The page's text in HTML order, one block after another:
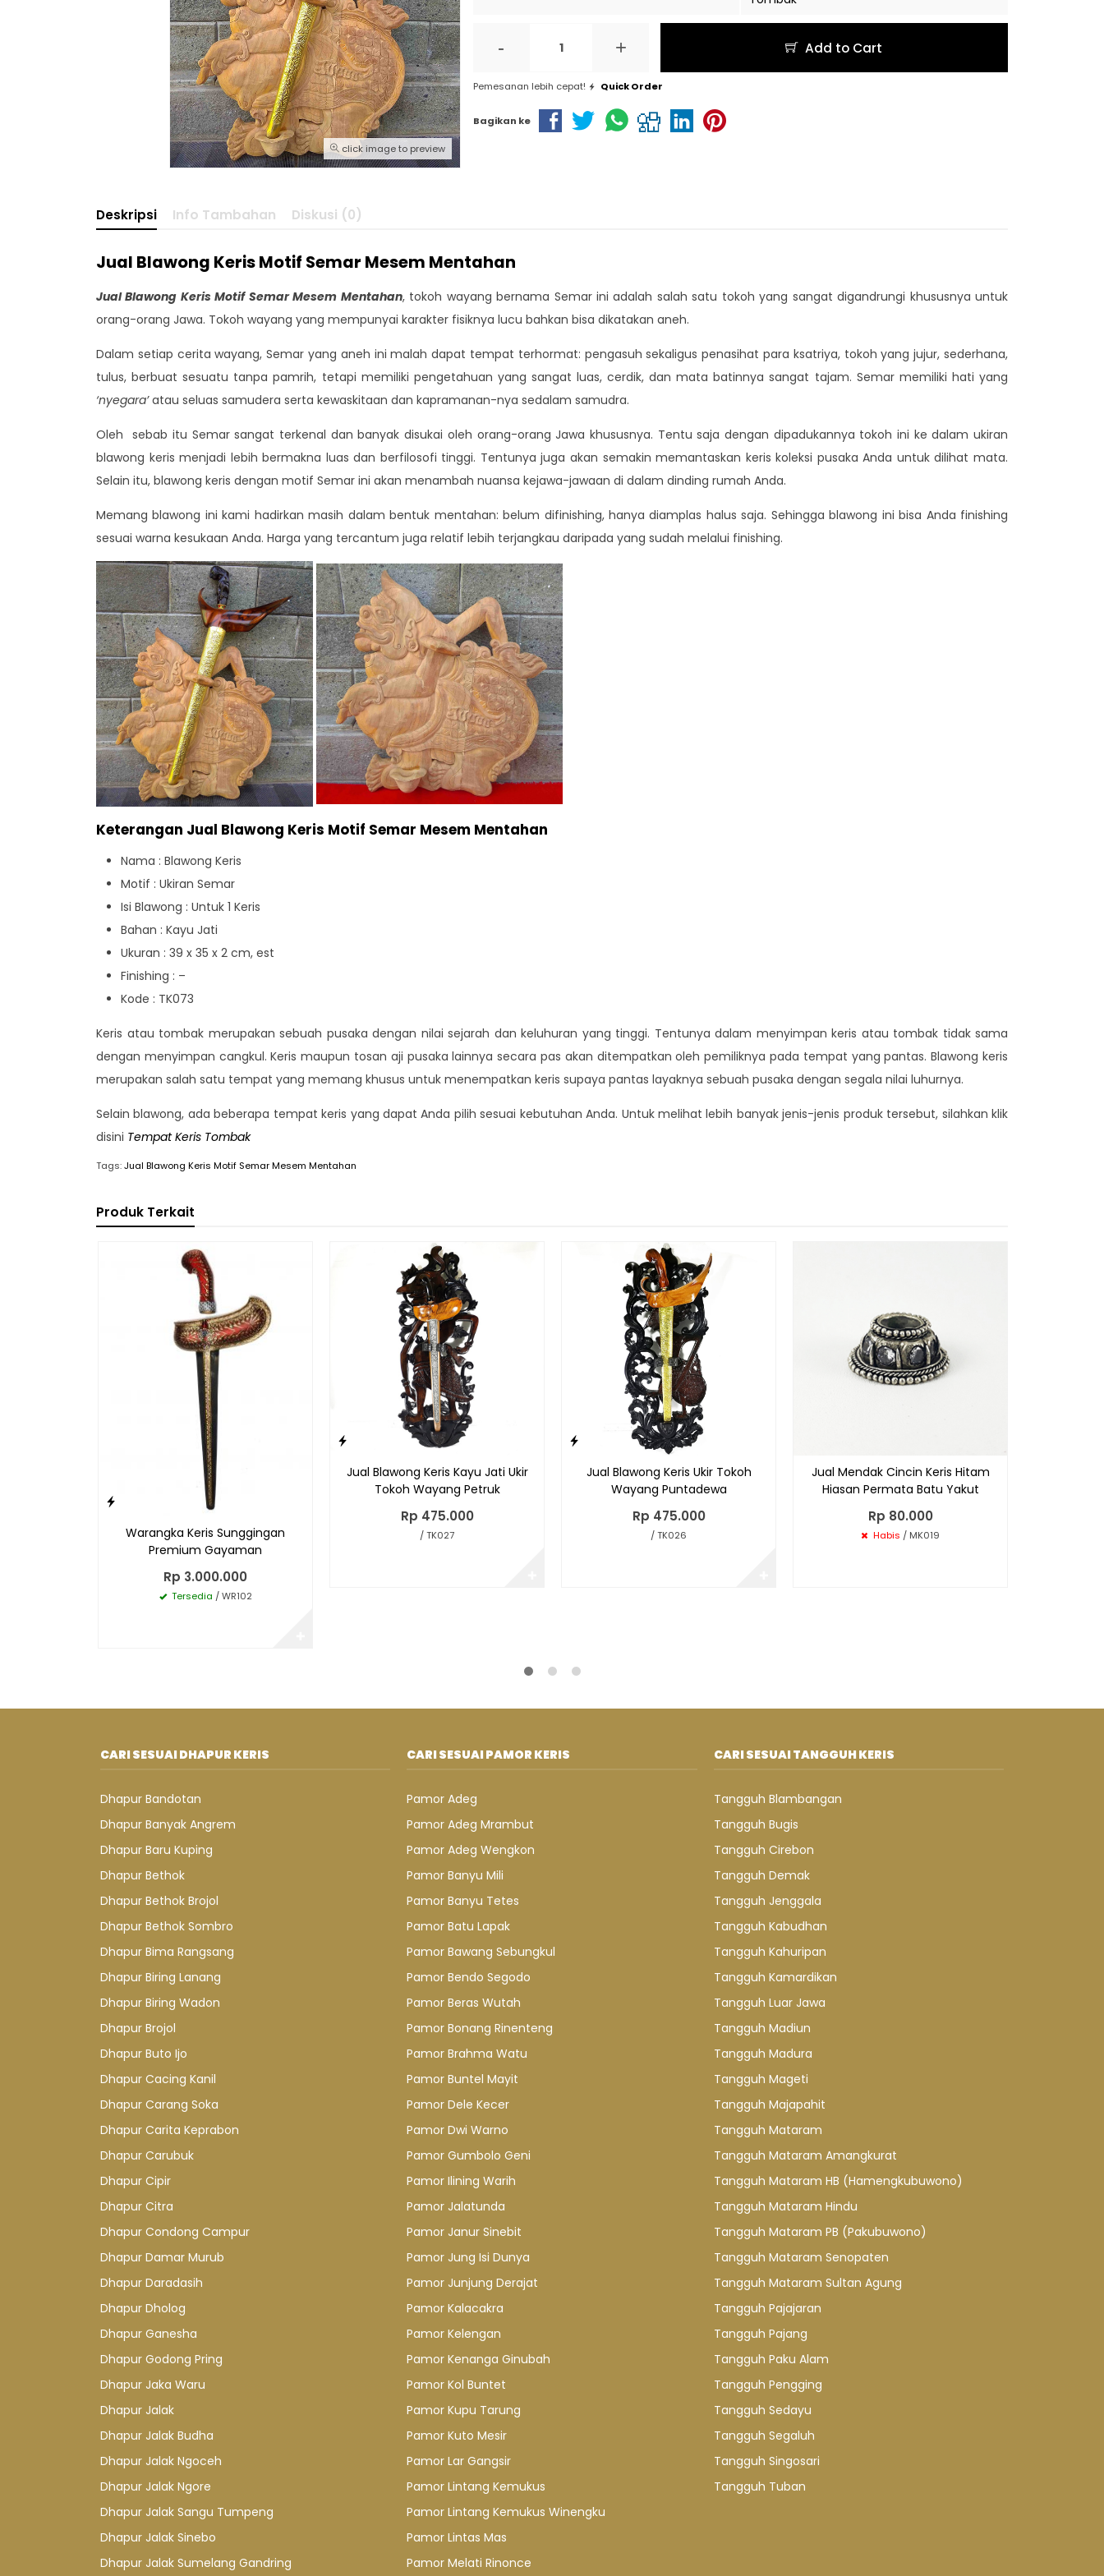
click image to preview
- + Add to Cart
Pemesanan lebih cepat! Quick Order
Bagikan ke
Deskripsi Info Tambahan Diskusi (0)
Jual Blawong Keris Motif Semar Mesem Mentahan
Jual Blawong Keris Motif Semar Mesem Mentahan, tokoh wayang bernama Semar ini adalah salah satu tokoh yang sangat digandrungi khususnya untuk
orang-orang Jawa. Tokoh wayang yang mempunyai karakter fisiknya lucu bahkan bisa dikatakan aneh.
Dalam setiap cerita wayang, Semar yang aneh ini malah dapat tempat terhormat: pengasuh sekaligus penasihat para ksatriya, tokoh yang jujur, sederhana,
tulus, berbuat sesuatu tanpa pamrih, tetapi memiliki pengetahuan yang sangat luas, cerdik, dan mata batinnya sangat tajam. Semar memiliki hati yang
‘nyegara’atau seluas samudera serta kewaskitaan dan kapramanan-nya sedalam samudra.
Oleh sebab itu Semar sangat terkenal dan banyak disukai oleh orang-orang Jawa khususnya. Tentu saja dengan dipadukannya tokoh ini ke dalam ukiran
blawong keris menjadi lebih bermakna luas dan berfilosofi tinggi. Tentunya juga akan semakin memantaskan keris koleksi pusaka Anda untuk dilihat mata.
Selain itu, blawong keris dengan motif Semar ini akan menambah nuansa kejawa-jawaan di dalam dinding rumah Anda.
Memang blawong ini kami hadirkan masih dalam bentuk mentahan: belum difinishing, hanya diamplas halus saja. Sehingga blawong ini bisa Anda finishing
sesuai warna kesukaan Anda. Harga yang tercantum juga relatif lebih terjangkau daripada yang sudah melalui finishing.
Keterangan Jual Blawong Keris Motif Semar Mesem Mentahan
Nama : Blawong Keris
Motif : Ukiran Semar
Isi Blawong : Untuk 1 Keris
Bahan : Kayu Jati
Ukuran : 39 x 35 x 2 cm, est
Finishing : –
Kode : TK073
Keris atau tombak merupakan sebuah pusaka dengan nilai sejarah dan keluhuran yang tinggi. Tentunya dalam menyimpan keris atau tombak tidak sama
dengan menyimpan cangkul. Keris maupun tosan aji pusaka lainnya secara pas akan ditempatkan oleh pemiliknya pada tempat yang pantas. Blawong keris
merupakan salah satu tempat yang memang khusus untuk menempatkan keris supaya pantas layaknya sebuah pusaka dengan segala nilai luhurnya.
Selain blawong, ada beberapa tempat keris yang dapat Anda pilih sesuai kebutuhan Anda. Untuk melihat lebih banyak jenis-jenis produk tersebut, silahkan klik
disini Tempat Keris Tombak
Tags:Jual Blawong Keris Motif Semar Mesem Mentahan
Produk Terkait
Warangka Keris Sunggingan
Premium Gayaman
Rp 3.000.000
Tersedia / WR102
Jual Blawong Keris Kayu Jati Ukir
Tokoh Wayang Petruk
Rp 475.000
/ TK027
Jual Blawong Keris Ukir Tokoh
Wayang Puntadewa
Rp 475.000
/ TK026
Jual Mendak Cincin Keris Hitam
Hiasan Permata Batu Yakut
Rp 80.000
Habis / MK019
CARI SESUAI DHAPUR KERIS
Dhapur Bandotan
Dhapur Banyak Angrem
Dhapur Baru Kuping
Dhapur Bethok
Dhapur Bethok Brojol
Dhapur Bethok Sombro
Dhapur Bima Rangsang
Dhapur Biring Lanang
Dhapur Biring Wadon
Dhapur Brojol
Dhapur Buto Ijo
Dhapur Cacing Kanil
Dhapur Carang Soka
Dhapur Carita Keprabon
Dhapur Carubuk
Dhapur Cipir
Dhapur Citra
Dhapur Condong Campur
Dhapur Damar Murub
Dhapur Daradasih
Dhapur Dholog
Dhapur Ganesha
Dhapur Godong Pring
Dhapur Jaka Waru
Dhapur Jalak
Dhapur Jalak Budha
Dhapur Jalak Ngoceh
Dhapur Jalak Ngore
Dhapur Jalak Sangu Tumpeng
Dhapur Jalak Sinebo
Dhapur Jalak Sumelang Gandring
CARI SESUAI PAMOR KERIS
Pamor Adeg
Pamor Adeg Mrambut
Pamor Adeg Wengkon
Pamor Banyu Mili
Pamor Banyu Tetes
Pamor Batu Lapak
Pamor Bawang Sebungkul
Pamor Bendo Segodo
Pamor Beras Wutah
Pamor Bonang Rinenteng
Pamor Brahma Watu
Pamor Buntel Mayit
Pamor Dele Kecer
Pamor Dwi Warno
Pamor Gumbolo Geni
Pamor Ilining Warih
Pamor Jalatunda
Pamor Janur Sinebit
Pamor Jung Isi Dunya
Pamor Junjung Derajat
Pamor Kalacakra
Pamor Kelengan
Pamor Kenanga Ginubah
Pamor Kol Buntet
Pamor Kupu Tarung
Pamor Kuto Mesir
Pamor Lar Gangsir
Pamor Lintang Kemukus
Pamor Lintang Kemukus Winengku
Pamor Lintas Mas
Pamor Melati Rinonce
CARI SESUAI TANGGUH KERIS
Tangguh Blambangan
Tangguh Bugis
Tangguh Cirebon
Tangguh Demak
Tangguh Jenggala
Tangguh Kabudhan
Tangguh Kahuripan
Tangguh Kamardikan
Tangguh Luar Jawa
Tangguh Madiun
Tangguh Madura
Tangguh Mageti
Tangguh Majapahit
Tangguh Mataram
Tangguh Mataram Amangkurat
Tangguh Mataram HB (Hamengkubuwono)
Tangguh Mataram Hindu
Tangguh Mataram PB (Pakubuwono)
Tangguh Mataram Senopaten
Tangguh Mataram Sultan Agung
Tangguh Pajajaran
Tangguh Pajang
Tangguh Paku Alam
Tangguh Pengging
Tangguh Sedayu
Tangguh Segaluh
Tangguh Singosari
Tangguh Tuban